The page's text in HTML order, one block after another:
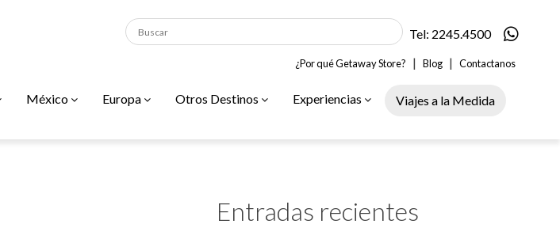
Tel: 2245.4500
¿Por qué Getaway Store? | Blog | Contactanos
México Europa Otros Destinos Experiencias Viajes a la Medida
Entradas recientes